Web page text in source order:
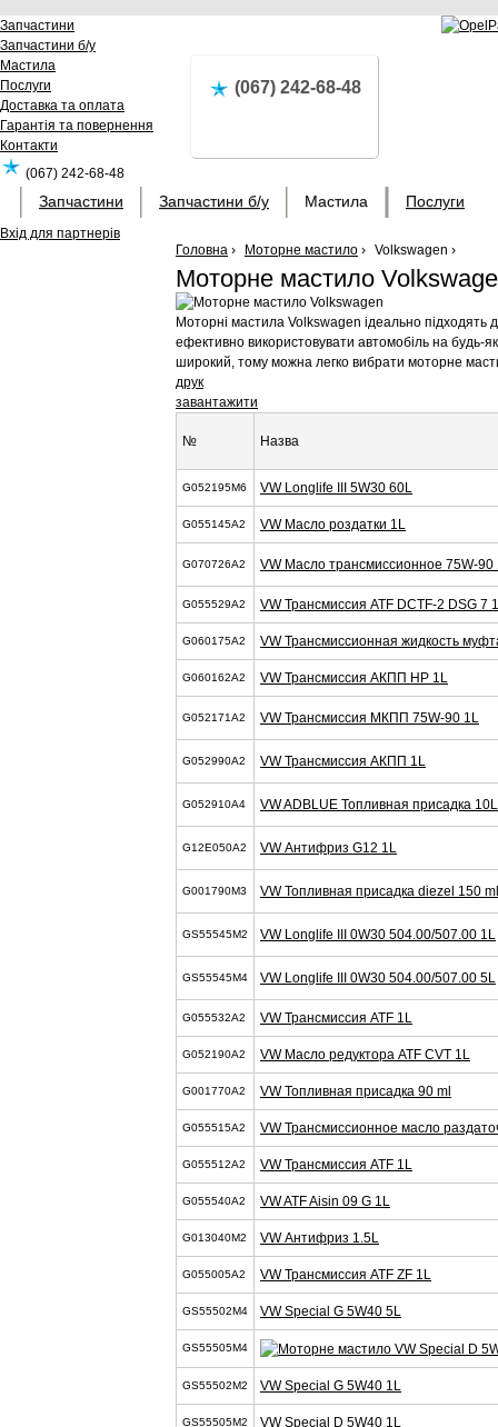
Запчастини
Запчастини б/у
Мастила
Послуги
Доставка та оплата
Гарантія та повернення
Контакти
(067) 242-68-48
Вхід для партнерів
(067) 242-68-48
Запчастини Запчастини б/у Мастила Послуги
Головна › Моторне мастило › Volkswagen ›
Моторне мастило
Моторні мастила Volkswagen ідеально підходять
ефективно використовувати автомобіль на будь-
широкий, тому можна легко вибрати моторне
друк
завантажити
№ Назва
G052195M6 VW Longlife III 5W30 60L
G055145A2 VW Масло роздатки 1L
G070726A2 VW Масло трансмиссионное 75W-90
G055529A2 VW Трансмиссия ATF DCTF-2 DSG 7
G060175A2 VW Трансмиссионная жидкость
G060162A2 VW Трансмиссия АКПП HP 1L
G052171A2 VW Трансмиссия МКПП 75W-90 1L
G052990A2 VW Трансмиссия АКПП 1L
G052910A4 VW ADBLUE Топливная присадка 10L
G12E050A2 VW Антифриз G12 1L
G001790M3 VW Топливная присадка diezel 150 ml
GS55545M2 VW Longlife III 0W30 504.00/507.00 1L
GS55545M4 VW Longlife III 0W30 504.00/507.00 5L
G055532A2 VW Трансмиссия ATF 1L
G052190A2 VW Масло редуктора ATF CVT 1L
G001770A2 VW Топливная присадка 90 ml
G055515A2 VW Трансмиссионное масло
G055512A2 VW Трансмиссия ATF 1L
G055540A2 VW ATF Aisin 09 G 1L
G013040M2 VW Антифриз 1.5L
G055005A2 VW Трансмиссия ATF ZF 1L
GS55502M4 VW Special G 5W40 5L
GS55505M4
GS55502M2 VW Special G 5W40 1L
GS55505M2 VW Special D 5W40 1L